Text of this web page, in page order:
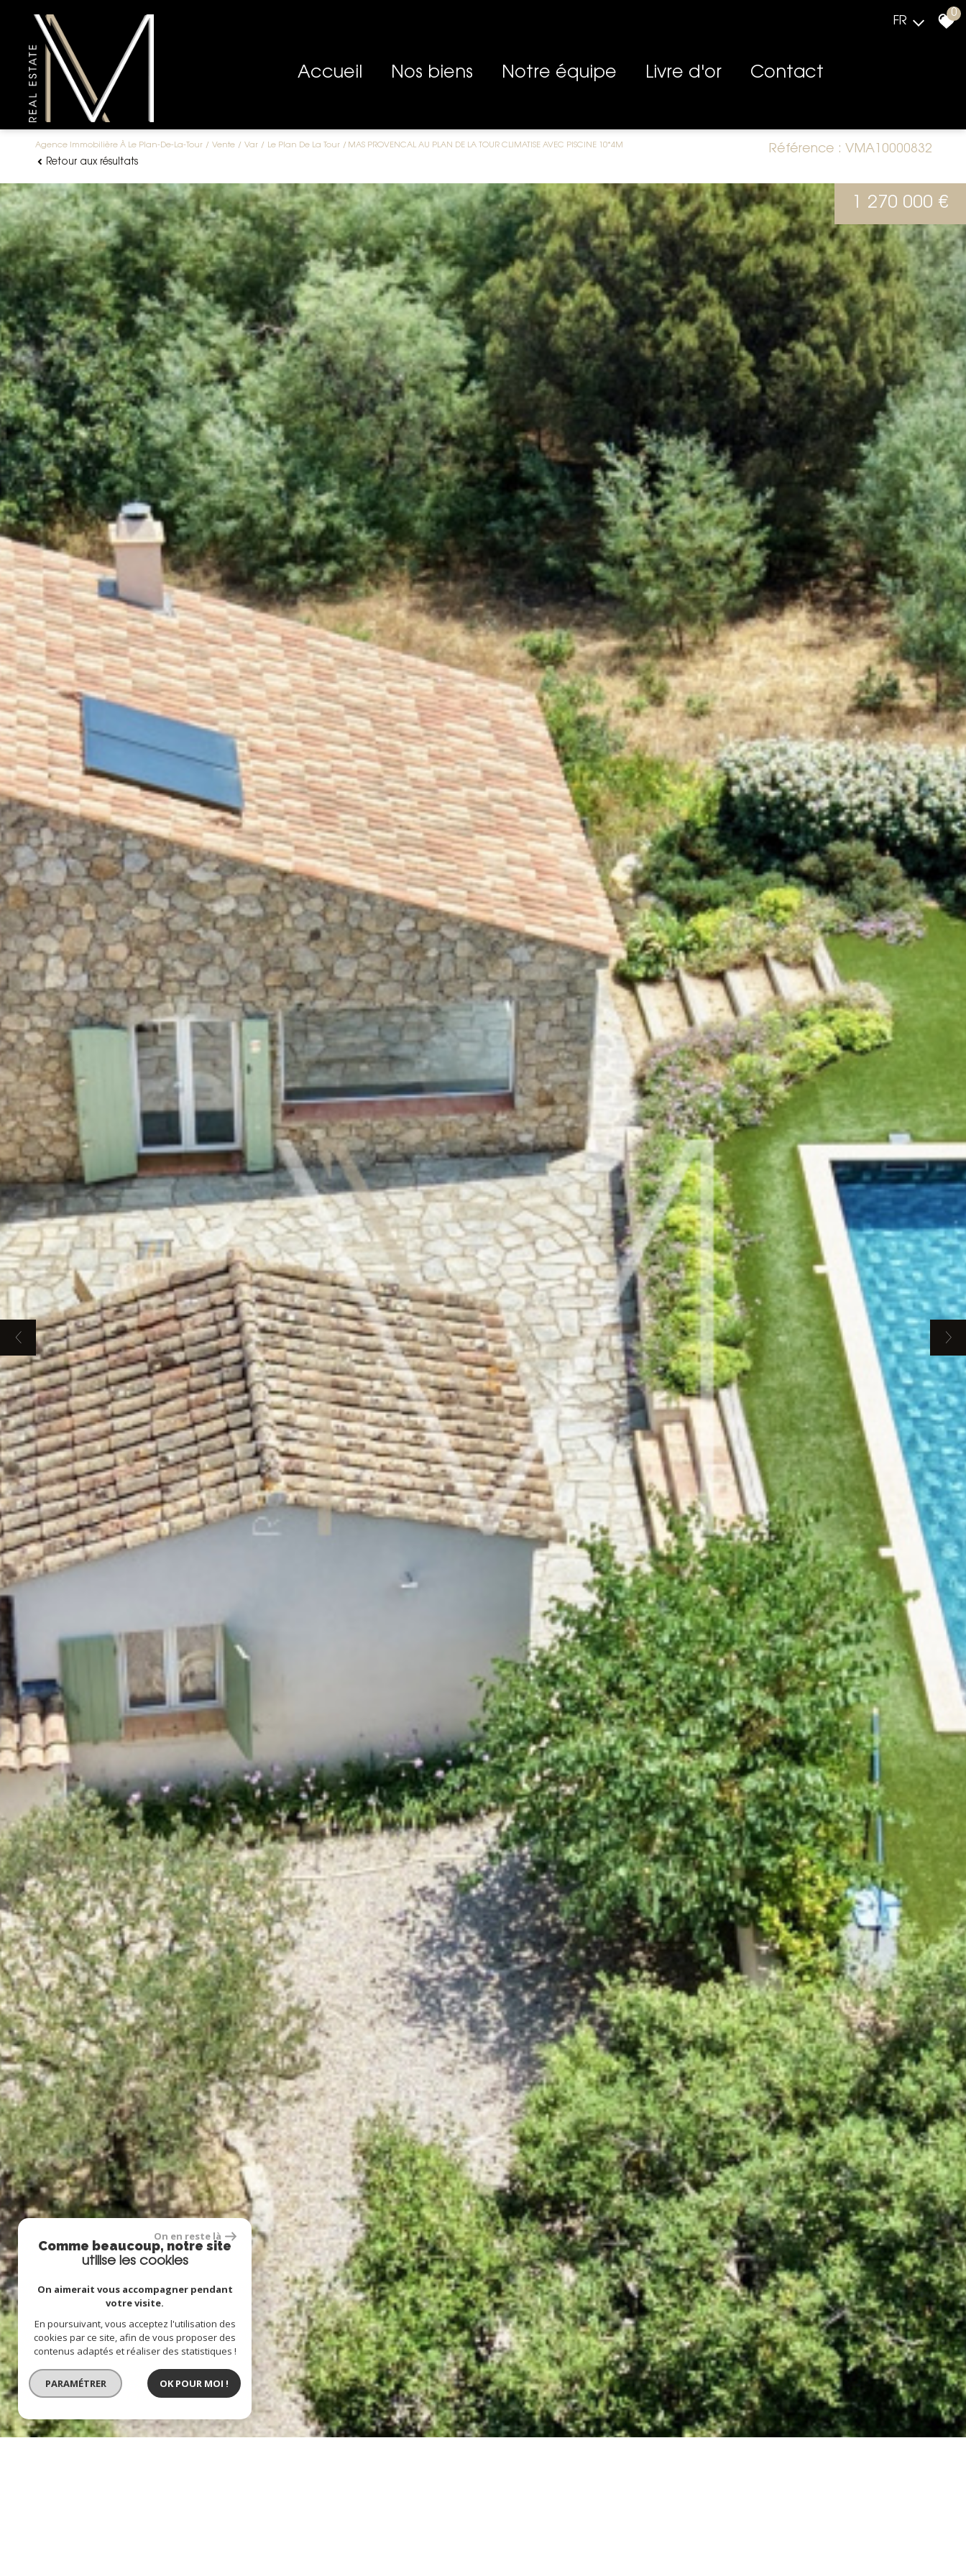
FR
0
Accueil Nos biens Notre équipe Livre d'or Contact
Agence Immobilière À Le Plan-De-La-Tour Vente Var Le Plan De La Tour MAS PROVENCAL AU PLAN DE LA TOUR CLIMATISE AVEC PISCINE 10*4M
Retour aux résultats
Référence : VMA10000832
1 270 000 €
On en reste là
Comme beaucoup, notre site
utilise les cookies
On aimerait vous accompagner pendant
votre visite.
En poursuivant, vous acceptez l'utilisation des
cookies par ce site, afin de vous proposer des
contenus adaptés et réaliser des statistiques !
PARAMÉTRER OK POUR MOI !